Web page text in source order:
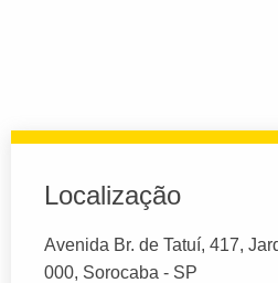
Localização
Avenida Br. de Tatuí, 417,
000, Sorocaba - SP